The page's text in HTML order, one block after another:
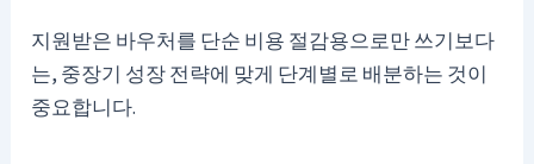
지원받은 바우처를 단순 비용 절감용으로만 쓰기보다
는, 중장기 성장 전략에 맞게 단계별로 배분하는 것이
중요합니다.